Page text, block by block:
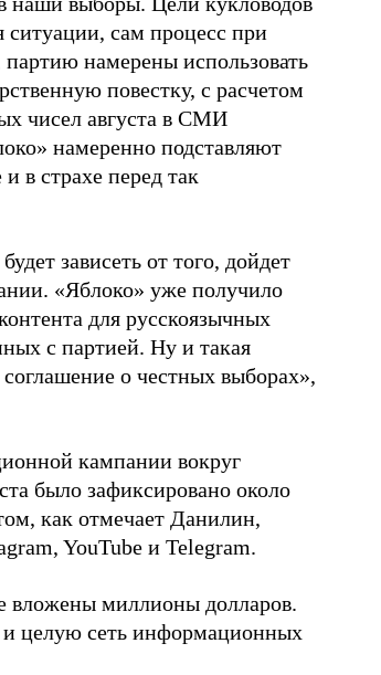
ситуации, сам процесс при
намерены использовать
повестку, с расчетом
чисел августа в СМИ
намеренно подставляют
в страхе перед так
зависеть от того, дойдет
«Яблоко» уже получило
для русскоязычных
с партией. Ну и такая
о честных выборах»,
кампании вокруг
было зафиксировано около
как отмечает Данилин,
YouTube и Telegram.
вложены миллионы долларов.
и целую сеть информационных